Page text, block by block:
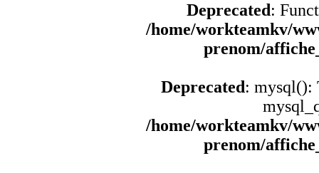
Deprecated:
/home/workteamkv/
prenom/
Deprecated: mysql():
/home/workteamkv/
prenom/